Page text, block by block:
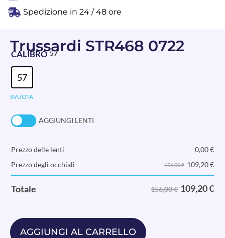
Spedizione in 24 / 48 ore
Trussardi STR468 0722
CALIBRO 57
57
SVUOTA
AGGIUNGI LENTI
Prezzo delle lenti 0,00€
Prezzo degli occhiali
156,00 € 109,20€
Totale 156,00 € 109,20€
AGGIUNGI AL CARRELLO